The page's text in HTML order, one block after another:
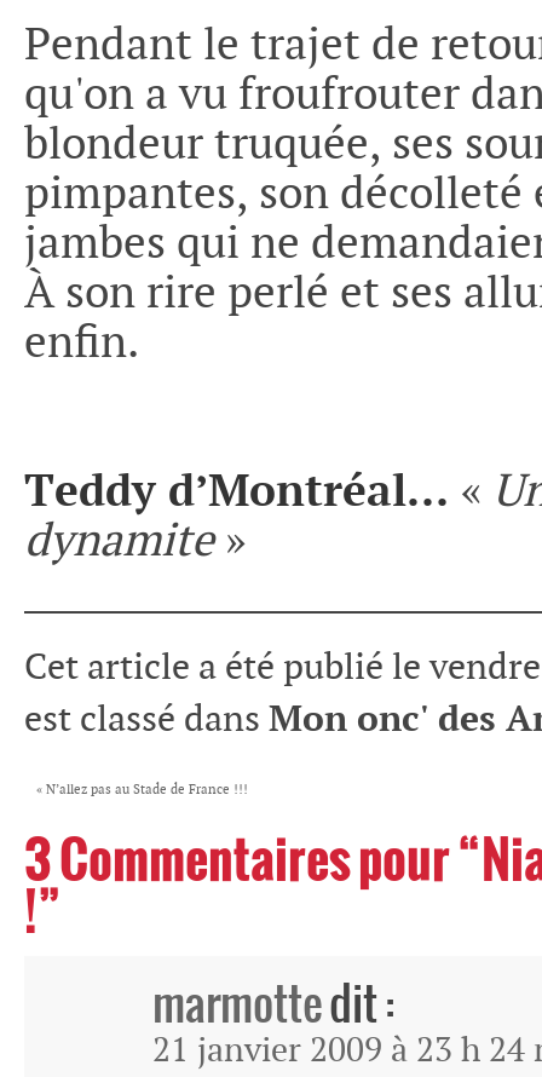
Pendant le trajet de
qu'on a vu froufrouter
blondeur truquée, ses
pimpantes, son décolleté
jambes qui ne
À son rire perlé et ses
enfin.
Teddy d’Montréal… «
dynamite»
Cet article a été publié le
est classé dans Mon onc' des
« N’allez pas au Stade de France !!!
3 Commentaires pour
!”
marmottedit :
21 janvier 2009 à 23 h 24